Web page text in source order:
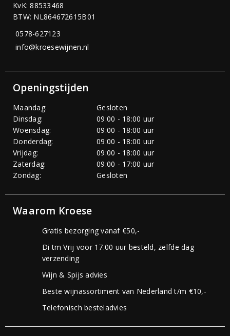
KvK: 88533468
BTW: NL864672615B01
0578-627123
info@kroesewijnen.nl
Openingstijden
Maandag:
Gesloten
Dinsdag:
09:00 - 18:00 uur
Woensdag:
09:00 - 18:00 uur
Donderdag:
09:00 - 18:00 uur
Vrijdag:
09:00 - 18:00 uur
Zaterdag:
09:00 - 17:00 uur
Zondag:
Gesloten
Waarom Kroese
Gratis bezorging vanaf €50,-
Di tm Vrij voor 17.00 uur besteld, zelfde dag
verzending
Wijn & Spijs advies
Beste wijnassortiment van Nederland t/m €10,-
Telefonisch besteladvies